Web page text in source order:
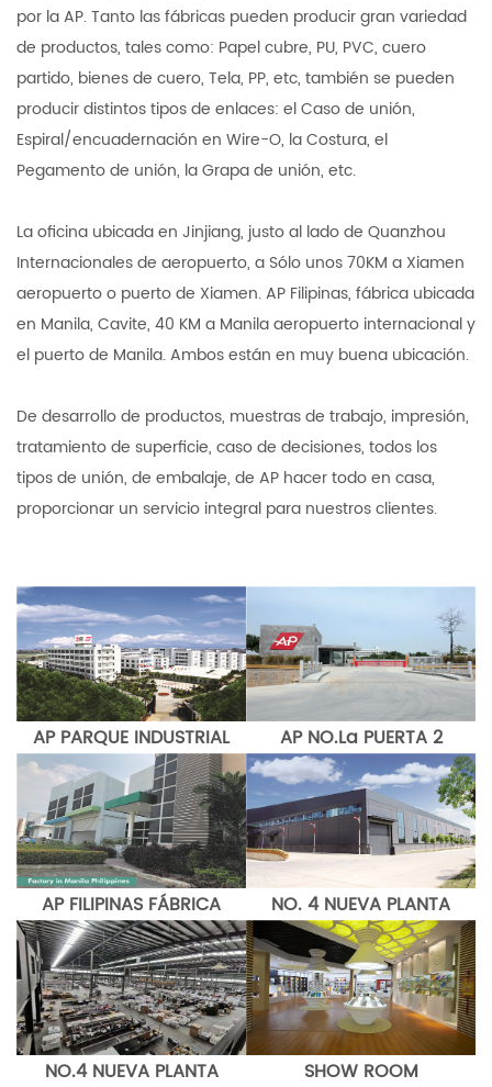
por la AP. Tanto las fábricas pueden producir gran variedad
de productos, tales como: Papel cubre, PU, PVC, cuero
partido, bienes de cuero, Tela, PP, etc, también se pueden
producir distintos tipos de enlaces: el Caso de unión,
Espiral/encuadernación en Wire-O, la Costura, el
Pegamento de unión, la Grapa de unión, etc.
La oficina ubicada en Jinjiang, justo al lado de Quanzhou
Internacionales de aeropuerto, a Sólo unos 70KM a Xiamen
aeropuerto o puerto de Xiamen. AP Filipinas, fábrica ubicada
en Manila, Cavite, 40 KM a Manila aeropuerto internacional y
el puerto de Manila. Ambos están en muy buena ubicación.
De desarrollo de productos, muestras de trabajo, impresión,
tratamiento de superficie, caso de decisiones, todos los
tipos de unión, de embalaje, de AP hacer todo en casa,
proporcionar un servicio integral para nuestros clientes.
AP PARQUE INDUSTRIAL AP NO.La PUERTA 2
AP FILIPINAS FÁBRICA NO. 4 NUEVA PLANTA
NO.4 NUEVA PLANTA SHOW ROOM